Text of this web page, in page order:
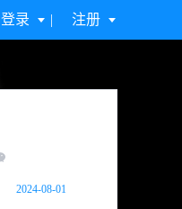
登录 注册
2024-08-01